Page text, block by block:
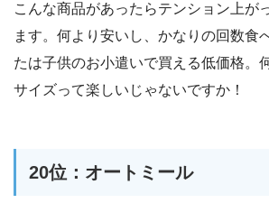
こんな商品があったらテンション上が
ます。何より安いし、かなりの回数食
たは子供のお小遣いで買える低価格。
サイズって楽しいじゃないですか！
20位：オートミール